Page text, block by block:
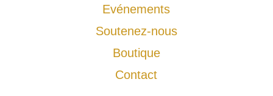
Evénements
Soutenez-nous
Boutique
Contact